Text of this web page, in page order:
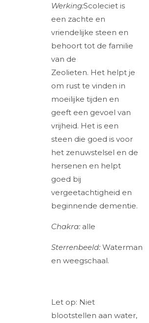
Werking:Scoleciet is
een zachte en
vriendelijke steen en
behoort tot de familie
van de
Zeolieten. Het helpt je
om rust te vinden in
moeilijke tijden en
geeft een gevoel van
vrijheid. Het is een
steen die goed is voor
het zenuwstelsel en de
hersenen en helpt
goed bij
vergeetachtigheid en
beginnende dementie.
Chakra: alle
Sterrenbeeld: Waterman
en weegschaal.
Let op: Niet
blootstellen aan water,